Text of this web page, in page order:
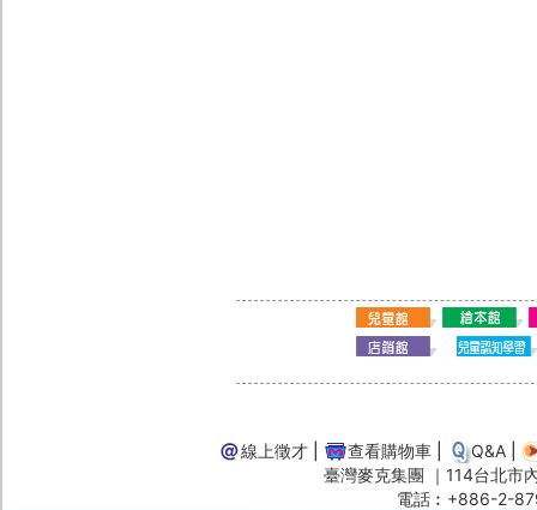
線上徵才 查看購物車 Q&A
臺灣麥克集團 ｜114台北
電話︰+886-2-